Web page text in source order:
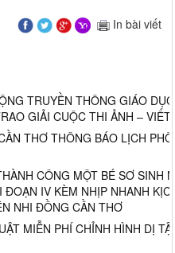
In bài viết
TRUYỀN THÔNG GIÁO
GIẢI CUỘC THI ẢNH – VIẾT
THƠ THÔNG BÁO LỊCH
CÔNG MỘT BÉ SƠ SINH
IV KÈM NHỊP NHANH
NHI ĐỒNG CẦN THƠ
MIỄN PHÍ CHỈNH HÌNH DỊ